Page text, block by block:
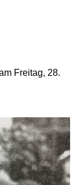
Freitag, 28.